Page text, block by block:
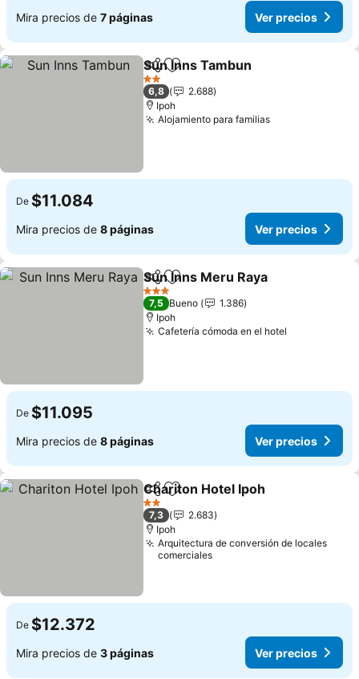
Mira precios de 7 páginas Ver precios
CompartirAgregar a favoritos
Sun Inns Tambun
2 Estrellas
6,8
2.688
Ipoh
Alojamiento para familias
De $11.084
Mira precios de 8 páginas Ver precios
CompartirAgregar a favoritos
Sun Inns Meru Raya
3 Estrellas
7,5 Bueno
1.386
Ipoh
Cafetería cómoda en el hotel
De $11.095
Mira precios de 8 páginas Ver precios
CompartirAgregar a favoritos
Chariton Hotel Ipoh
2 Estrellas
7,3
2.683
Ipoh
Arquitectura de conversión de locales
comerciales
De $12.372
Mira precios de 3 páginas Ver precios